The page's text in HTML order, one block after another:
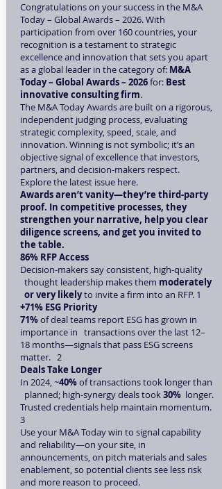
Congratulations on your success in the M&A
Today – Global Awards – 2026. With
participation from over 160 countries, your
recognition is a testament to strategic
excellence and innovation that sets you apart
as a global leader in the category of: M&A
Today – Global Awards – 2026for: Best
innovative consulting firm.
The M&A Today Awards are built on a rigorous,
independent judging process, evaluating
strategic complexity, speed, scale, and
innovation. Winning is not symbolic; it’s an
objective signal of excellence that investors,
partners, and decision-makers respect.
Explore the latest issue here.
Awards aren’t vanity—they’re third-party
proof. In competitive processes, they
strengthen your narrative, help you clear
diligence screens, and get you invited to
the table.
86% RFP Access
Decision-makers say consistent, high-quality
thought leadership makes them moderately
or very likelyto invite a firm into an RFP. 1
+71% ESG Priority
71%of deal teams report ESG has grown in
importance in transactions over the last 12–
18 months—signals that pass ESG screens
matter. 2
Deals Take Longer
In 2024, ~40%of transactions took longer than
planned; high-synergy deals took30%longer.
Trusted credentials help maintain momentum.
3
Use your M&A Today win to signal capability
and reliability—on your site, in
announcements, on pitch materials and sales
enablement, so potential clients see less risk
and more reason to proceed.